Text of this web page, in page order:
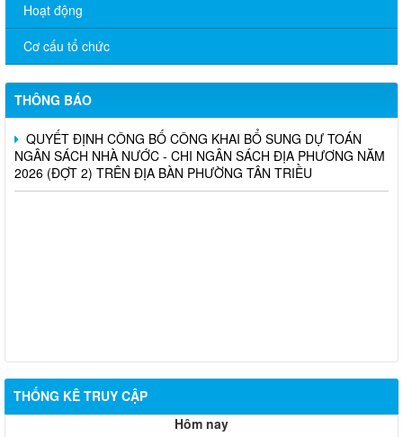
Hoạt động
Cơ cấu tổ chức
THÔNG BÁO
THÔNG BÁO THU HỒI SẢN PHẨM THỰC PHẨM BẢO VỆ SỨC
KHỎE GIẢ, KÉM CHẤT LƯỢNG
tiêu biểu” năm 2026
QUYẾT ĐỊNH CÔNG BỐ CÔNG KHAI BỔ SUNG DỰ TOÁN
NGÂN SÁCH NHÀ NƯỚC - CHI NGÂN SÁCH ĐỊA PHƯƠNG NĂM
2026 (ĐỢT 2) TRÊN ĐỊA BÀN PHƯỜNG TÂN TRIỀU
THỐNG KÊ TRUY CẬP
Hôm nay